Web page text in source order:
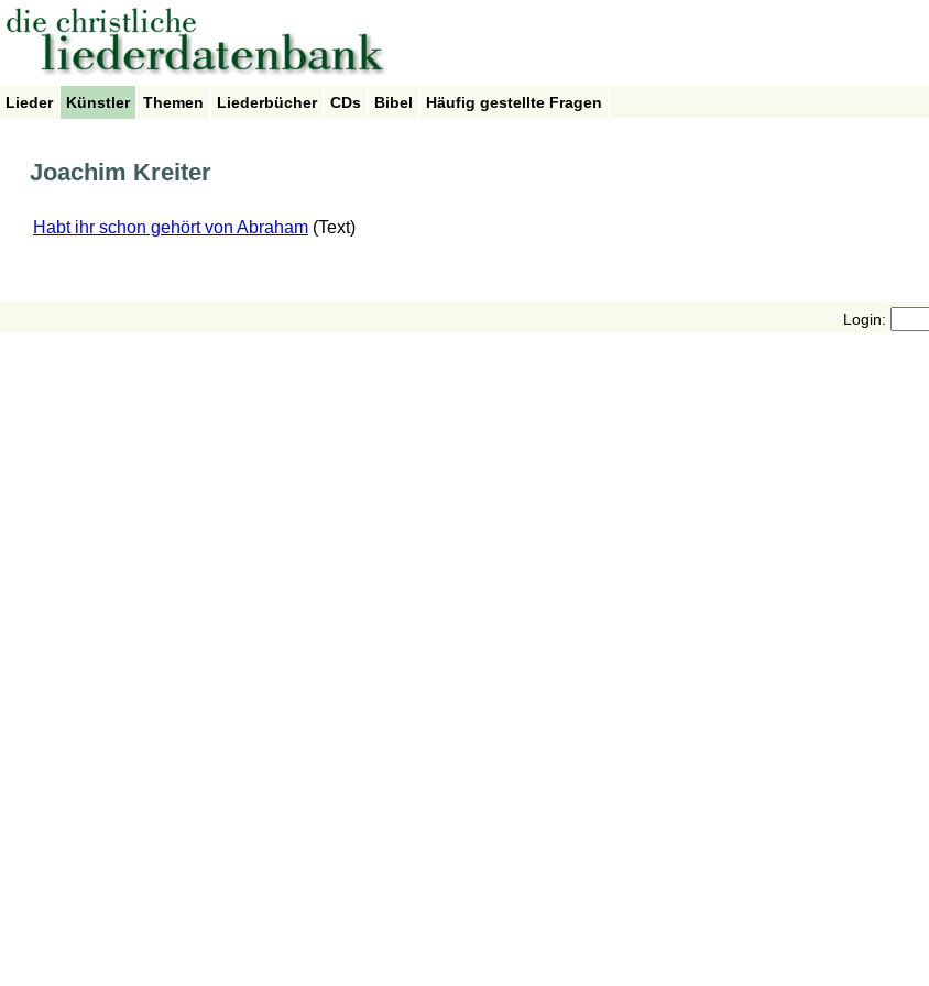
Lieder Künstler Themen Liederbücher CDs Bibel Häufig gestellte Fragen
Joachim Kreiter
Habt ihr schon gehört von Abraham (Text)
Login: